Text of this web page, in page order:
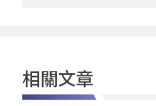
相關文章